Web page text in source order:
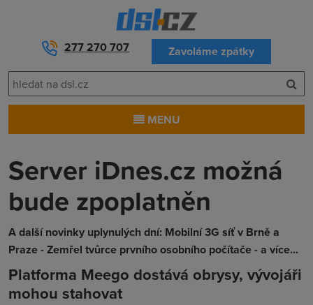
277 270 707 Zavoláme zpátky
MENU
Server iDnes.cz možná
bude zpoplatněn
A další novinky uplynulých dní: Mobilní 3G síť v Brně a
Praze - Zemřel tvůrce prvního osobního počítače - a více...
Platforma Meego dostává obrysy, vývojáři
mohou stahovat